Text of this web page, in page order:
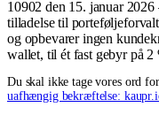
10902 den 15. januar
tilladelse til
og opbevarer ingen
wallet, til ét fast gebyr på 2
Du skal ikke tage vores ord
uafhængig bekræftelse: